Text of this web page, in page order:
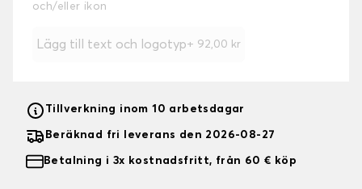
och/eller ikon
Lägg till text och logotyp+ 92,00 kr
Tillverkning inom 10 arbetsdagar
Beräknad fri leverans den 2026-08-27
Betalning i 3x kostnadsfritt, från 60 € köp